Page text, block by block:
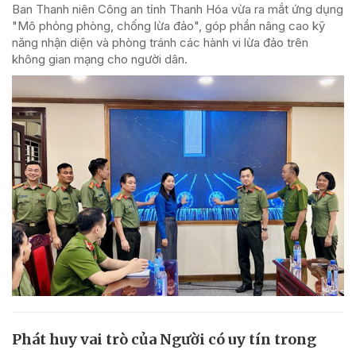
Ban Thanh niên Công an tỉnh Thanh Hóa vừa ra mắt ứng dụng
"Mô phỏng phòng, chống lừa đảo", góp phần nâng cao kỹ
năng nhận diện và phòng tránh các hành vi lừa đảo trên
không gian mạng cho người dân.
Phát huy vai trò của Người có uy tín trong